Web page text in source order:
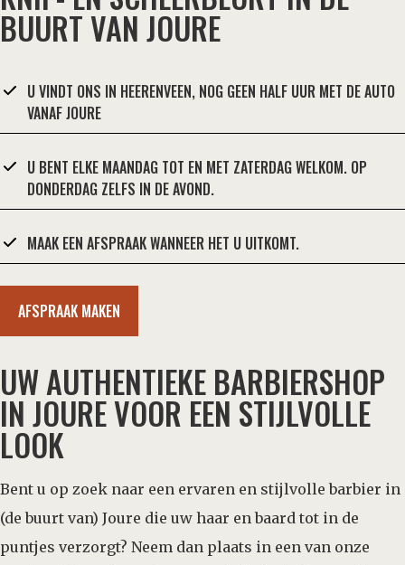
BUURT VAN JOURE
U VINDT ONS IN HEERENVEEN, NOG GEEN HALF UUR MET DE AUTO
VANAF JOURE
U BENT ELKE MAANDAG TOT EN MET ZATERDAG WELKOM. OP
DONDERDAG ZELFS IN DE AVOND.
MAAK EEN AFSPRAAK WANNEER HET U UITKOMT.
AFSPRAAK MAKEN
UW AUTHENTIEKE BARBIERSHOP
IN JOURE VOOR EEN STIJLVOLLE
LOOK
Bent u op zoek naar een ervaren en stijlvolle barbier in
(de buurt van) Joure die uw haar en baard tot in de
puntjes verzorgt? Neem dan plaats in een van onze